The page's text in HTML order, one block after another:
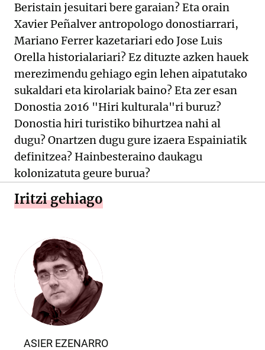
Beristain jesuitari bere garaian? Eta orain
Xavier Peñalver antropologo donostiarrari,
Mariano Ferrer kazetariari edo Jose Luis
Orella historialariari? Ez dituzte azken hauek
merezimendu gehiago egin lehen aipatutako
sukaldari eta kirolariak baino? Eta zer esan
Donostia 2016 "Hiri kulturala"ri buruz?
Donostia hiri turistiko bihurtzea nahi al
dugu? Onartzen dugu gure izaera Espainiatik
definitzea? Hainbesteraino daukagu
kolonizatuta geure burua?
Iritzi gehiago
ASIER EZENARRO